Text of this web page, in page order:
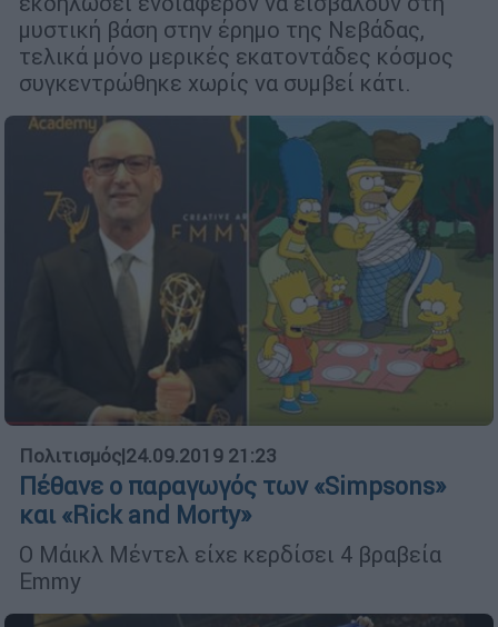
μυστική βάση στην έρημο της Νεβάδας,
τελικά μόνο μερικές εκατοντάδες κόσμος
συγκεντρώθηκε χωρίς να συμβεί κάτι.
Πολιτισμός|24.09.2019 21:23
Πέθανε ο παραγωγός των «Simpsons»
και «Rick and Morty»
Ο Μάικλ Μέντελ είχε κερδίσει 4 βραβεία
Emmy